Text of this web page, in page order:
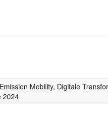
Mobility, Digitale
2024